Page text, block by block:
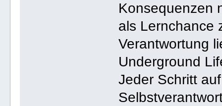
Konsequenzen
als Lernchance
Verantwortung
Underground
Jeder Schritt